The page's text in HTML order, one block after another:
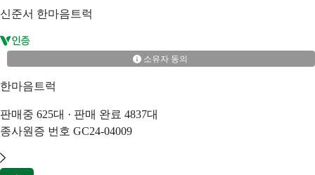
신준서 한마음트럭
소유자 동의
한마음트럭
판매중 625대 · 판매 완료 4837대
종사원증 번호 GC24-04009